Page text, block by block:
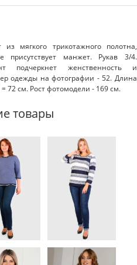
мягкого трикотажного полотна,
манжет. Рукав 3/4.
подчеркнет женственность и
одежды на фотографии - 52. Длина
72 см. Рост фотомодели - 169 см.
товары